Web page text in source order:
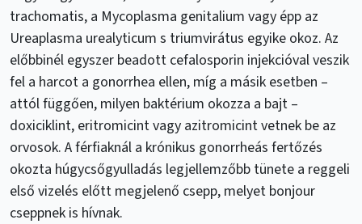
trachomatis, a Mycoplasma genitalium vagy épp az
Ureaplasma urealyticum s triumvirátus egyike okoz. Az
előbbinél egyszer beadott cefalosporin injekcióval veszik
fel a harcot a gonorrhea ellen, míg a másik esetben –
attól függően, milyen baktérium okozza a bajt –
doxiciklint, eritromicint vagy azitromicint vetnek be az
orvosok. A férfiaknál a krónikus gonorrheás fertőzés
okozta húgycsőgyulladás legjellemzőbb tünete a reggeli
első vizelés előtt megjelenő csepp, melyet bonjour
cseppnek is hívnak.